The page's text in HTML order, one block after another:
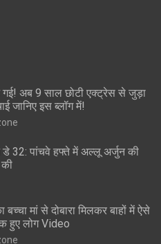
गई! अब 9 साल छोटी एक्ट्रेस से जुड़ा
जानिए इस ब्लॉग में!
32: पांचवे हफ्ते में अल्लू अर्जुन की
मां से दोबारा मिलकर बाहों में ऐसे
हुए लोग Video